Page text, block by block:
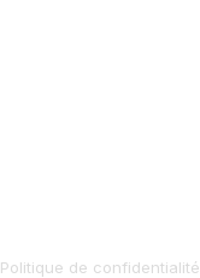
Politique de confidentialité